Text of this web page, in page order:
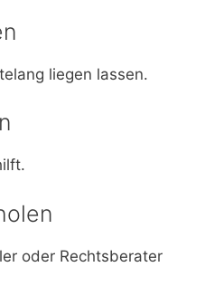
liegen lassen.
oder Rechtsberater